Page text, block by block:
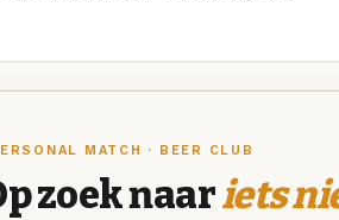
MATCH · BEER CLUB
zoek naariets